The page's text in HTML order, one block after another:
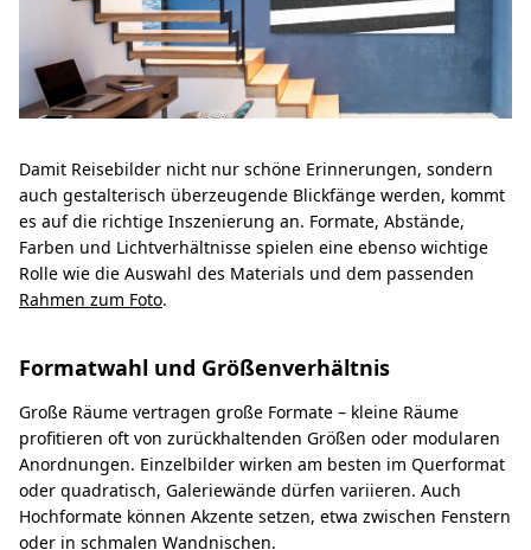
Damit Reisebilder nicht nur schöne Erinnerungen, sondern
auch gestalterisch überzeugende Blickfänge werden, kommt
es auf die richtige Inszenierung an. Formate, Abstände,
Farben und Lichtverhältnisse spielen eine ebenso wichtige
Rolle wie die Auswahl des Materials und dem passenden
Rahmen zum Foto.
Formatwahl und Größenverhältnis
Große Räume vertragen große Formate – kleine Räume
profitieren oft von zurückhaltenden Größen oder modularen
Anordnungen. Einzelbilder wirken am besten im Querformat
oder quadratisch, Galeriewände dürfen variieren. Auch
Hochformate können Akzente setzen, etwa zwischen Fenstern
oder in schmalen Wandnischen.